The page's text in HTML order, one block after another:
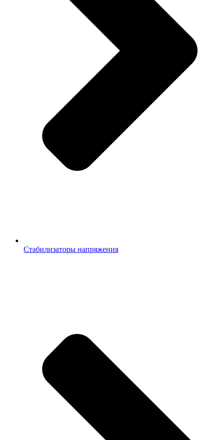
Стабилизаторы напряжения